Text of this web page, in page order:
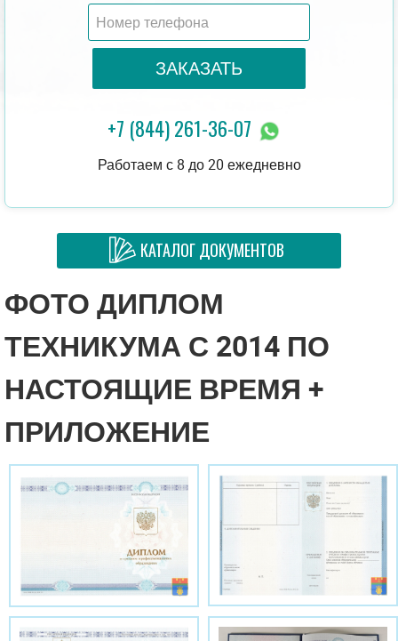
ЗАКАЗАТЬ
+7 (844) 261-36-07
Работаем с 8 до 20 ежедневно
КАТАЛОГ ДОКУМЕНТОВ
ФОТО ДИПЛОМ
ТЕХНИКУМА С 2014 ПО
НАСТОЯЩИЕ ВРЕМЯ +
ПРИЛОЖЕНИЕ